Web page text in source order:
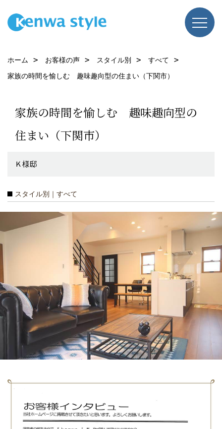
ホーム お客様の声 スタイル別
すべて
家族の時間を愉しむ 趣味趣向型の住まい（下関市）
家族の時間を愉しむ 趣味趣向型の
住まい（下関市）
Ｋ様邸
スタイル別｜すべて